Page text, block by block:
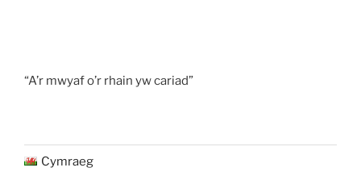
“A’r mwyaf o’r rhain yw cariad”
Cymraeg